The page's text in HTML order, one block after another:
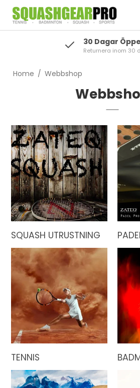
30 Dagar
Returnera inom 30
Home / Webbshop
SQUASH UTRUSTNING
TENNIS